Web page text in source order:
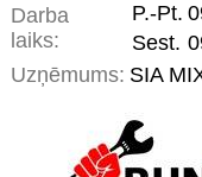
Darba
laiks:
P.-Pt.
Sest.
Uzņēmums: SIA